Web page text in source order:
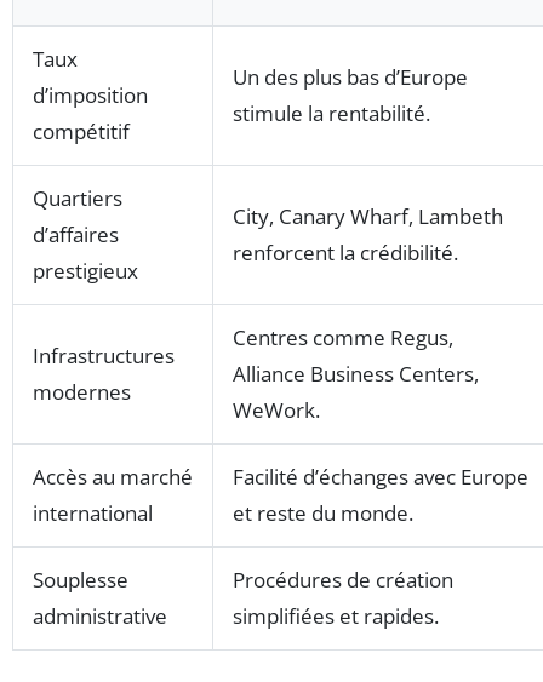
Taux
d’imposition
compétitif
Un des plus bas d’Europe
stimule la rentabilité.
Quartiers
d’affaires
prestigieux
City, Canary Wharf, Lambeth
renforcent la crédibilité.
Infrastructures
modernes
Centres comme Regus,
Alliance Business Centers,
WeWork.
Accès au marché
international
Facilité d’échanges avec Europe
et reste du monde.
Souplesse
administrative
Procédures de création
simplifiées et rapides.